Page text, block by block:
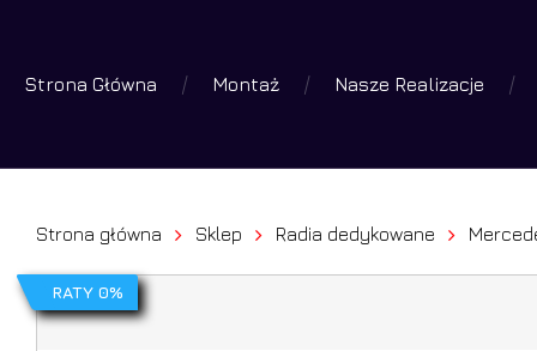
mainStrona Główna Montaż Nasze Realizacje
Strona główna Sklep Radia dedykowane
RATY 0%